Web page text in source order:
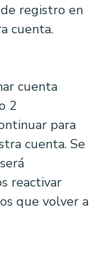
registro en
cuenta.
cuenta
para
cuenta. Se
reactivar
que volver a